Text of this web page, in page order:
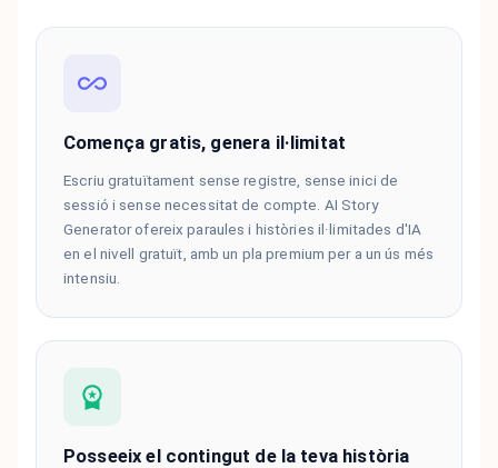
Comença gratis, genera il·limitat
Escriu gratuïtament sense registre, sense inici de
sessió i sense necessitat de compte. AI Story
Generator ofereix paraules i històries il·limitades d'IA
en el nivell gratuït, amb un pla premium per a un ús més
intensiu.
Posseeix el contingut de la teva història